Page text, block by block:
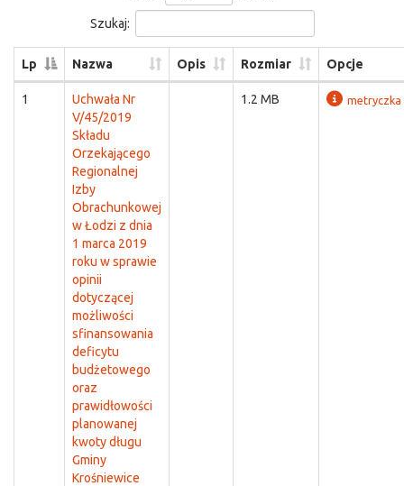
Szukaj:
Lp Nazwa Opis Rozmiar Opcje
1
Uchwała Nr
V/45/2019
Składu
Orzekającego
Regionalnej
Izby
Obrachunkowej
w Łodzi z dnia
1 marca 2019
roku w sprawie
opinii
dotyczącej
możliwości
sfinansowania
deficytu
budżetowego
oraz
prawidłowości
planowanej
kwoty długu
Gminy
Krośniewice
1.2 MB metryczka